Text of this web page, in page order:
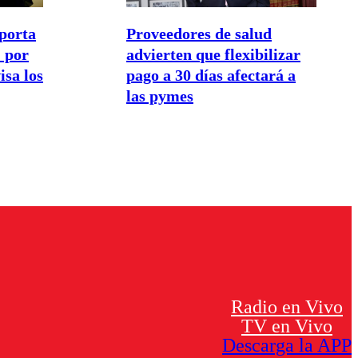
por
los
Proveedores de salud
advierten que flexibilizar
pago a 30 días afectará a
las pymes
Radio en Vivo
TV en Vivo
Descarga la APP